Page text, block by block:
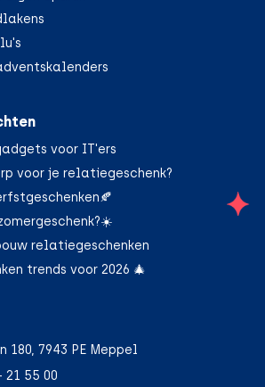
voor IT'ers
voor je relatiegeschenk?
relatiegeschenken
trends voor 2026 🎄
180, 7943 PE Meppel
21 55 00
;